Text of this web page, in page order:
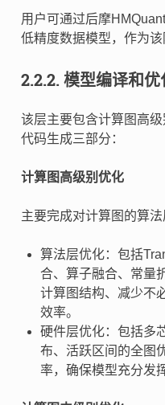
用户可通过后摩
低精度数据模型，作为该
2.2.2. 模型编译和优
该层主要包含计算图高
代码生成三部分：
计算图高级别优化
主要完成对计算图的算法
算法层优化：包括
合、算子融合、常量
计算图结构、减少不
效率。
硬件层优化：包括多
布、活跃区间的全图
率，确保模型充分发